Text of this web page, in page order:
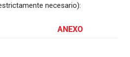
necesario):
ANEXO